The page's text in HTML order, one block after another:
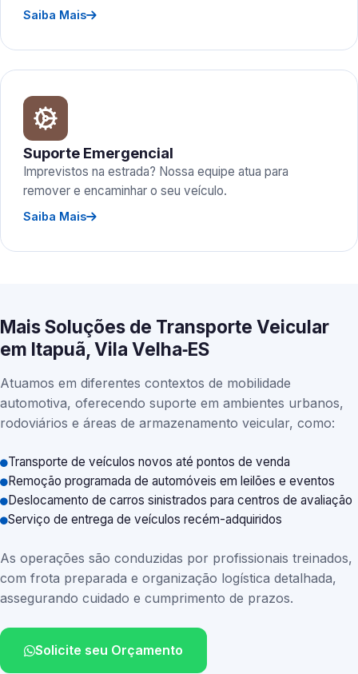
Saiba Mais
Suporte Emergencial
Imprevistos na estrada? Nossa equipe atua para
remover e encaminhar o seu veículo.
Saiba Mais
Mais Soluções de Transporte Veicular
em Itapuã, Vila Velha‑ES
Atuamos em diferentes contextos de mobilidade
automotiva, oferecendo suporte em ambientes urbanos,
rodoviários e áreas de armazenamento veicular, como:
Transporte de veículos novos até pontos de venda
Remoção programada de automóveis em leilões e eventos
Deslocamento de carros sinistrados para centros de avaliação
Serviço de entrega de veículos recém-adquiridos
As operações são conduzidas por profissionais treinados,
com frota preparada e organização logística detalhada,
assegurando cuidado e cumprimento de prazos.
Solicite seu Orçamento